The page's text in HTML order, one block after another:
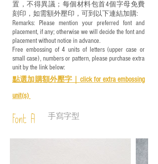
置，不得異議；每個材料包首4個字母免費
刻印，如需額外壓印，可到以下連結加購:
Remarks: Please mention your preferred font and
placement, if any; otherwise we will decide the font and
placement without notice in advance.
Free embossing of 4 units of letters (upper case or
small case), numbers or pattern, please purchase extra
unit by the link below:
點選加購額外壓字｜ click for extra embossing
unit(s)
Font A 手寫字型